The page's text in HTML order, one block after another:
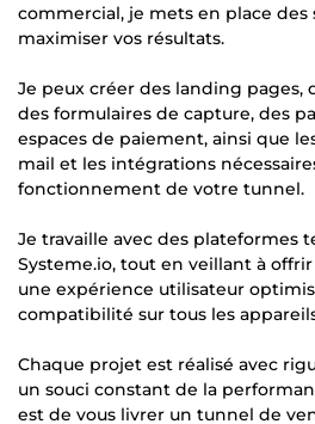
commercial, je mets en place
maximiser vos résultats.
Je peux créer des landing pages,
des formulaires de capture, des
espaces de paiement, ainsi que
mail et les intégrations
fonctionnement de votre tunnel.
Je travaille avec des plateformes
Systeme.io, tout en veillant à
une expérience utilisateur
compatibilité sur tous les
Chaque projet est réalisé avec
un souci constant de la
est de vous livrer un tunnel de